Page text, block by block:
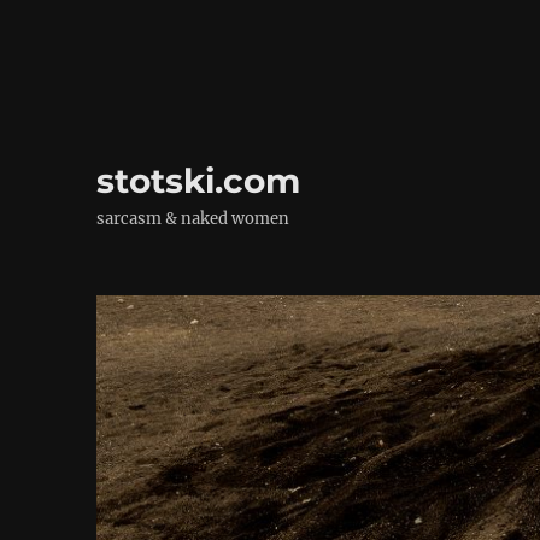
stotski.com
sarcasm & naked women